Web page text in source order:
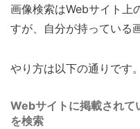
画像検索はWebサイト上
すが、自分が持っている
やり方は以下の通りです。
Webサイトに掲載されて
を検索